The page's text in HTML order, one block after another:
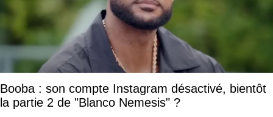
Booba : son compte Instagram désactivé, bientôt
la partie 2 de "Blanco Nemesis" ?